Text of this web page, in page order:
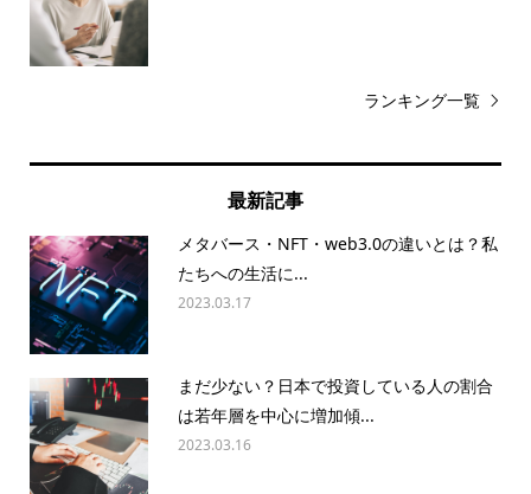
ランキング一覧
最新記事
メタバース・NFT・web3.0の違いとは？私
たちへの生活に...
2023.03.17
まだ少ない？日本で投資している人の割合
は若年層を中心に増加傾...
2023.03.16